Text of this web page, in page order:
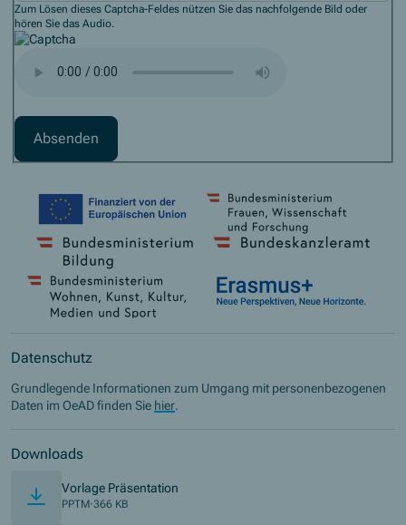
Zum Lösen dieses Captcha-Feldes nützen Sie das nachfolgende Bild oder
hören Sie das Audio.
Datenschutz
Grundlegende Informationen zum Umgang mit personenbezogenen
Daten im OeAD finden Sie hier.
Downloads
Vorlage Präsentation
PPTM·366 KB